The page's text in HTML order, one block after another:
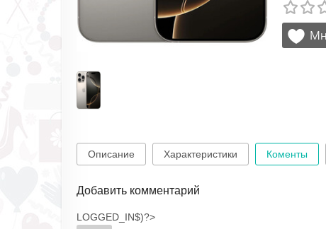
Описание Характеристики Коменты
Добавить комментарий
LOGGED_IN$)?>